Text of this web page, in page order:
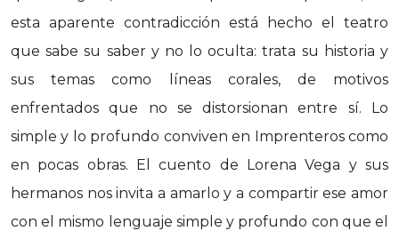
esta aparente contradicción está hecho el teatro
que sabe su saber y no lo oculta: trata su historia y
sus temas como líneas corales, de motivos
enfrentados que no se distorsionan entre sí. Lo
simple y lo profundo conviven en Imprenteros como
en pocas obras. El cuento de Lorena Vega y sus
hermanos nos invita a amarlo y a compartir ese amor
con el mismo lenguaje simple y profundo con que el